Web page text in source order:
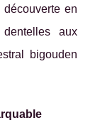
découverte en
aux
bigouden